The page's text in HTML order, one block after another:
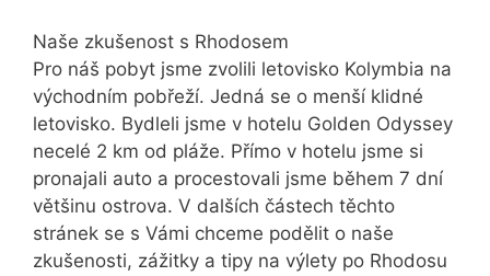
Naše zkušenost s Rhodosem
Pro náš pobyt jsme zvolili letovisko Kolymbia na
východním pobřeží. Jedná se o menší klidné
letovisko. Bydleli jsme v hotelu Golden Odyssey
necelé 2 km od pláže. Přímo v hotelu jsme si
pronajali auto a procestovali jsme během 7 dní
většinu ostrova. V dalších částech těchto
stránek se s Vámi chceme podělit o naše
zkušenosti, zážitky a tipy na výlety po Rhodosu